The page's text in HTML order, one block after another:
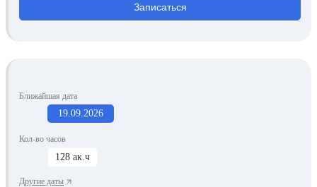
Записаться
Ближайшая дата
19.09.2026
Кол-во часов
128 ак.ч
Другие даты